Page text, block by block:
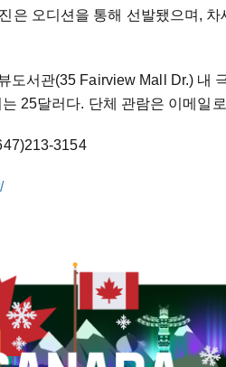
은 오디션을 통해 선발됐으며,
도서관(35 Fairview Mall Dr.) 내
25달러다. 단체 관람은 이메일
3154